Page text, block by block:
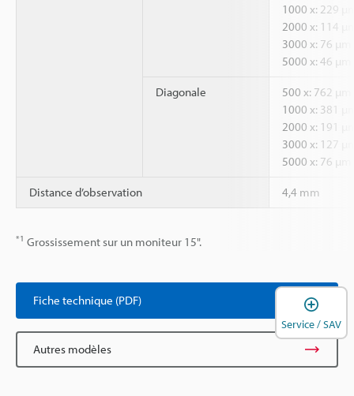
1000 x: 229
2000 x: 114
3000 x: 76 µm
5000 x: 46 µm
Diagonale
500 x: 762 µm
1000 x: 381
2000 x: 191
3000 x: 127
5000 x: 76 µm
Distance d’observation 4,4 mm
*1 Grossissement sur un moniteur 15".
Fiche technique (PDF)
Autres modèles
Service / SAV